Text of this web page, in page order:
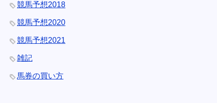
競馬予想2018
競馬予想2020
競馬予想2021
雑記
馬券の買い方